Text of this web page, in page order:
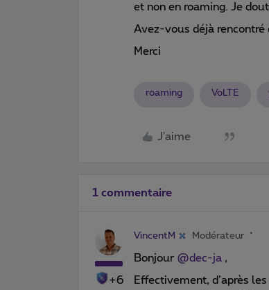
et non en roaming. Je
Avez-vous déjà rencontré
Merci
roaming VoLTE
J'aime
1 commentaire
+6
VincentM Modérateur
Bonjour @dec-ja ,
Effectivement, d’après